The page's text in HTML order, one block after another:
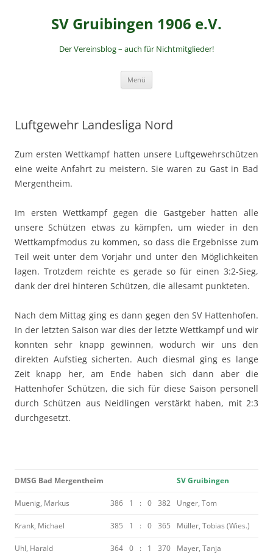
SV Gruibingen 1906 e.V.
Der Vereinsblog – auch für Nichtmitglieder!
Menü
Luftgewehr Landesliga Nord
Zum ersten Wettkampf hatten unsere Luftgewehrschützen
eine weite Anfahrt zu meistern. Sie waren zu Gast in Bad
Mergentheim.
Im ersten Wettkampf gegen die Gastgeber hatten alle
unsere Schützen etwas zu kämpfen, um wieder in den
Wettkampfmodus zu kommen, so dass die Ergebnisse zum
Teil weit unter dem Vorjahr und unter den Möglichkeiten
lagen. Trotzdem reichte es gerade so für einen 3:2-Sieg,
dank der drei hinteren Schützen, die allesamt punkteten.
Nach dem Mittag ging es dann gegen den SV Hattenhofen.
In der letzten Saison war dies der letzte Wettkampf und wir
konnten sehr knapp gewinnen, wodurch wir uns den
direkten Aufstieg sicherten. Auch diesmal ging es lange
Zeit knapp her, am Ende haben sich dann aber die
Hattenhofer Schützen, die sich für diese Saison personell
durch Schützen aus Neidlingen verstärkt haben, mit 2:3
durchgesetzt.
DMSG Bad Mergentheim SV Gruibingen
Muenig, Markus 386 1 : 0 382 Unger, Tom
Krank, Michael 385 1 : 0 365 Müller, Tobias (Wies.)
Uhl, Harald 364 0 : 1 370 Mayer, Tanja